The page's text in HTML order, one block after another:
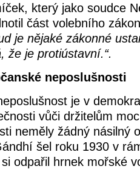
který jako soudce
část volebního
je nějaké zákonné
že je protiústavní.“.
neposlušnosti
je v
vůči držitelům
neměly žádný násilný
šel roku 1930 v
odpařil hrnek mořské